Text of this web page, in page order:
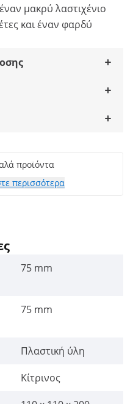
μακρύ λαστιχένιο
και έναν φαρδύ
προϊόντα
περισσότερα
75 mm
75 mm
Πλαστική ύλη
Κίτρινος